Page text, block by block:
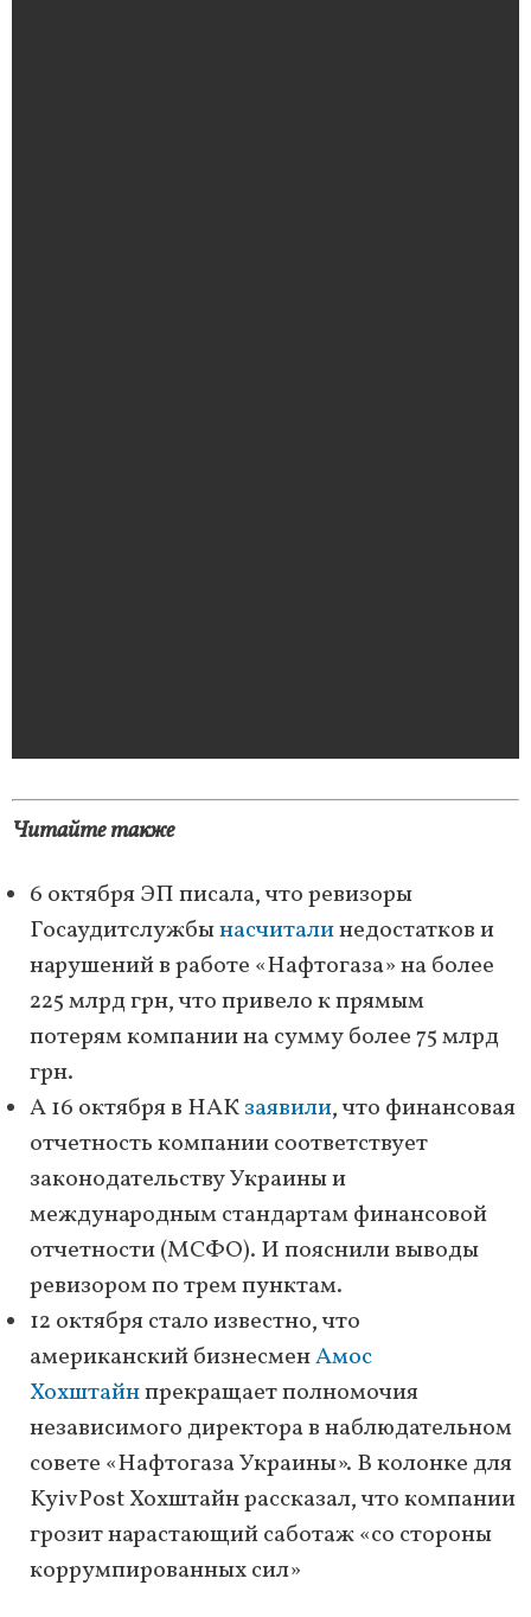
Читайте также
6 октября ЭП писала, что ревизоры
Госаудитслужбынасчиталинедостатков и
нарушений в работе «Нафтогаза» на более
225 млрд грн, что привело к прямым
потерям компании на сумму более 75 млрд
грн.
А 16 октября в НАКзаявили, что финансовая
отчетность компании соответствует
законодательству Украины и
международным стандартам финансовой
отчетности (МСФО). И пояснили выводы
ревизором по трем пунктам.
12 октября стало известно, что
американский бизнесменАмос
Хохштайнпрекращает полномочия
независимого директора в наблюдательном
совете «Нафтогаза Украины». В колонке для
KyivPost Хохштайн рассказал, что компании
грозит нарастающий саботаж «со стороны
коррумпированных сил»